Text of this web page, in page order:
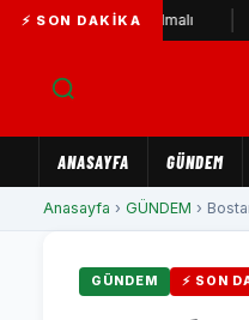
⚡ SON DAKIKA
tutulmalı
ANASAYFA GÜNDEM
Anasayfa › GÜNDEM ›
GÜNDEM ⚡ SON